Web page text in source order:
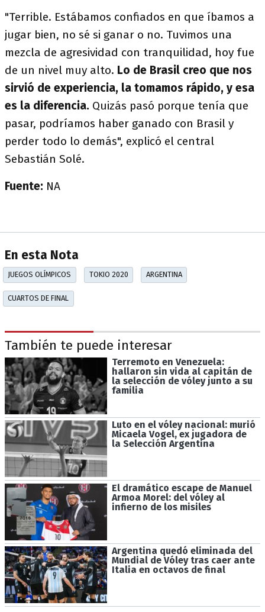
"Terrible. Estábamos confiados en que íbamos a
jugar bien, no sé si ganar o no. Tuvimos una
mezcla de agresividad con tranquilidad, hoy fue
de un nivel muy alto. Lo de Brasil creo que nos
sirvió de experiencia, la tomamos rápido, y esa
es la diferencia. Quizás pasó porque tenía que
pasar, podríamos haber ganado con Brasil y
perder todo lo demás", explicó el central
Sebastián Solé.
Fuente: NA
En esta Nota
JUEGOS OLÍMPICOS TOKIO 2020 ARGENTINA
CUARTOS DE FINAL
También te puede interesar
Terremoto en Venezuela:
hallaron sin vida al capitán de
la selección de vóley junto a su
familia
Luto en el vóley nacional: murió
Micaela Vogel, ex jugadora de
la Selección Argentina
El dramático escape de Manuel
Armoa Morel: del vóley al
infierno de los misiles
Argentina quedó eliminada del
Mundial de Vóley tras caer ante
Italia en octavos de final